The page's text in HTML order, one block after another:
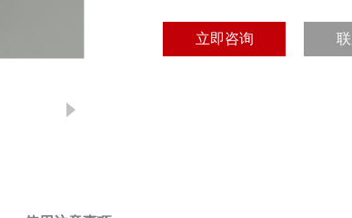
立即咨询